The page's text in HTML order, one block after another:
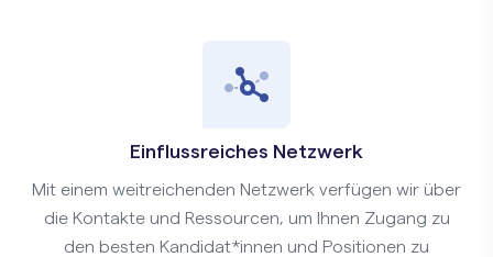
Einflussreiches Netzwerk
Mit einem weitreichenden Netzwerk verfügen wir über
die Kontakte und Ressourcen, um Ihnen Zugang zu
den besten Kandidat*innen und Positionen zu